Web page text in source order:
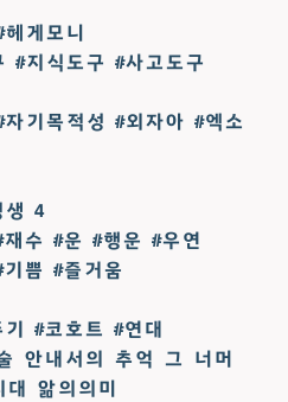
게모니
#지식도구 #사고도구
기목적성 #외자아 #엑소
생 4
수 #운 #행운 #우연
쁨 #즐거움
#코호트 #연대
술 안내서의 추억 그 너머
앎의의미